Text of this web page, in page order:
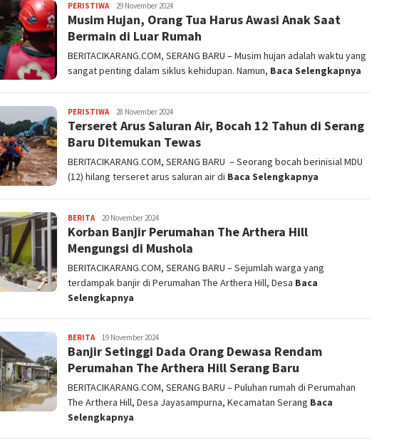
PERISTIWAadmin
29 November 2024
Musim Hujan, Orang Tua Harus Awasi Anak Saat
Bermain di Luar Rumah
BERITACIKARANG.COM, SERANG BARU – Musim hujan adalah waktu yang
sangat penting dalam siklus kehidupan. Namun, Baca Selengkapnya
PERISTIWAadmin
28 November 2024
Terseret Arus Saluran Air, Bocah 12 Tahun di Serang
Baru Ditemukan Tewas
BERITACIKARANG.COM, SERANG BARU – Seorang bocah berinisial MDU
(12) hilang terseret arus saluran air di Baca Selengkapnya
BERITAadmin
20 November 2024
Korban Banjir Perumahan The Arthera Hill
Mengungsi di Mushola
BERITACIKARANG.COM, SERANG BARU – Sejumlah warga yang
terdampak banjir di Perumahan The Arthera Hill, Desa Baca
Selengkapnya
BERITAadmin
19 November 2024
Banjir Setinggi Dada Orang Dewasa Rendam
Perumahan The Arthera Hill Serang Baru
BERITACIKARANG.COM, SERANG BARU – Puluhan rumah di Perumahan
The Arthera Hill, Desa Jayasampurna, Kecamatan Serang Baca
Selengkapnya